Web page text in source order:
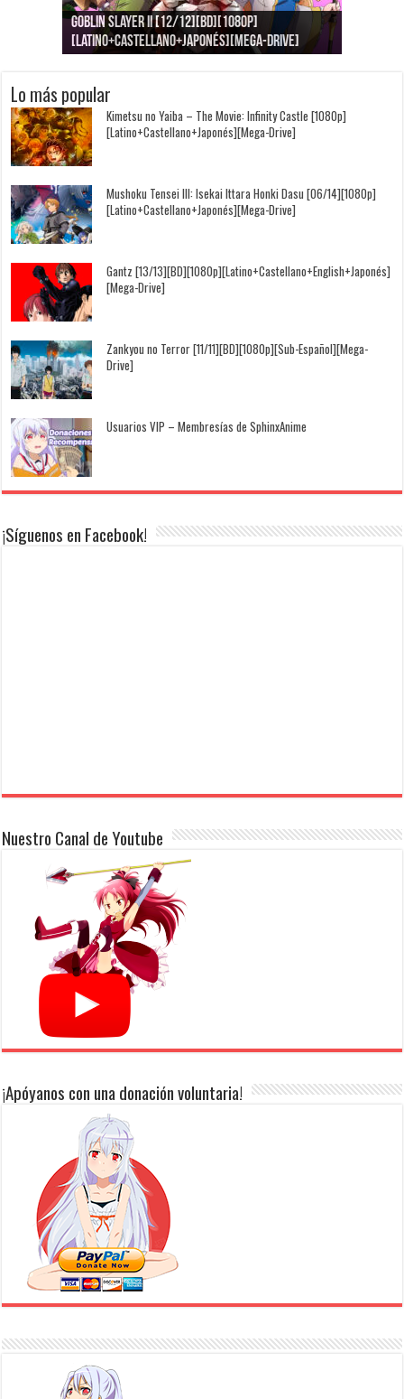
Goblin Slayer II [12/12][BD][1080p]
[Latino+Castellano+Japonés][Mega-Drive]
Jujutsu Kaisen: Kaigyoku/Gyokusetsu [1080p]
[Latino+Japonés][Mega-Drive]
Kimi to, Nami ni Noretara [BD][1080p]
[Latino+Castellano+Japonés][Mega-Drive]
Nukitashi the Animation [11/11+OVAS][BD]
[1080p][Sub-Español][Mega-Drive]
Kimi wa Houkago Insomnia [13/13][BD][1080p]
[Castellano+English+Japonés][Mega-Drive]
Getsuyoubi no Tawawa [12/12+Especiales][BD]
[1080p][Sub-Español][Mega-Drive]
Lo más popular
Kimetsu no Yaiba – The Movie: Infinity Castle [1080p]
[Latino+Castellano+Japonés][Mega-Drive]
Mushoku Tensei III: Isekai Ittara Honki Dasu [06/14][1080p]
[Latino+Castellano+Japonés][Mega-Drive]
Gantz [13/13][BD][1080p][Latino+Castellano+English+Japonés]
[Mega-Drive]
Zankyou no Terror [11/11][BD][1080p][Sub-Español][Mega-
Drive]
Usuarios VIP – Membresías de SphinxAnime
¡Síguenos en Facebook!
Nuestro Canal de Youtube
¡Apóyanos con una donación voluntaria!